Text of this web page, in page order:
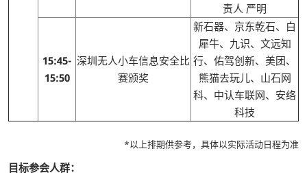
责人 严明
15:45-
15:50
深圳无人小车信息安全比
赛颁奖
新石器、京东乾石、白
犀牛、九识、文远知
行、佑驾创新、美团、
熊猫去玩儿、山石网
科、中认车联网、安络
科技
*以上排期供参考，具体以实际活动日程为准
目标参会人群：